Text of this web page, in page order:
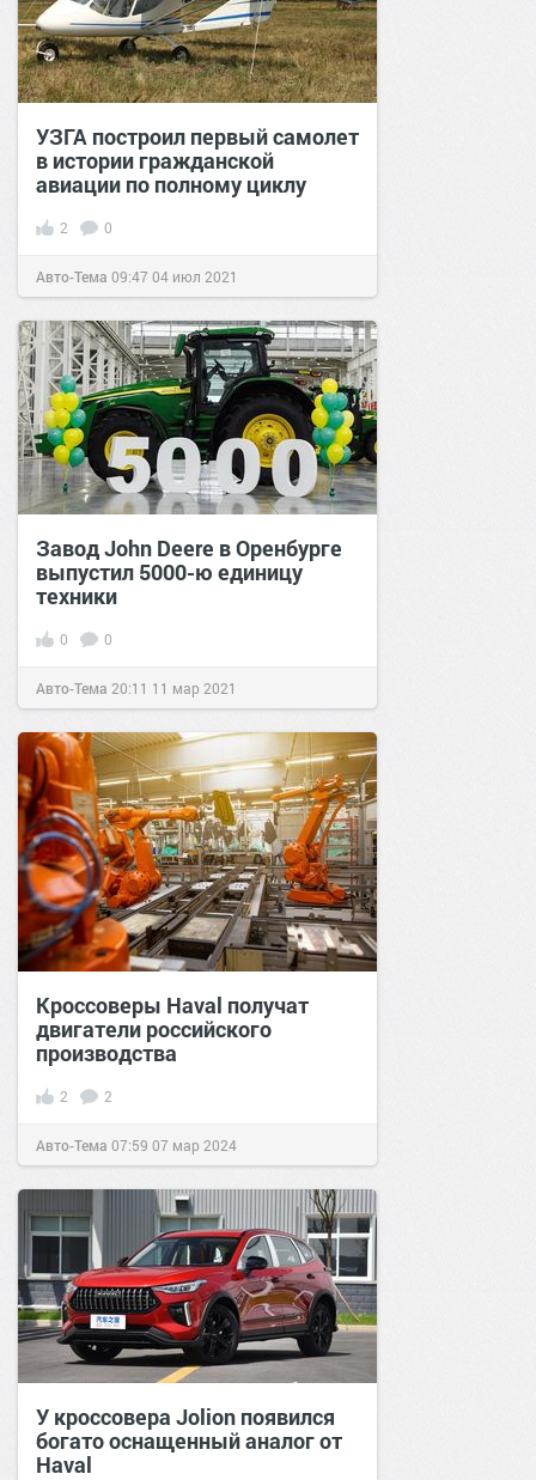
УЗГА построил первый самолет
в истории гражданской
авиации по полному циклу
2 0
Авто-Тема 09:47 04 июл 2021
Завод John Deere в Оренбурге
выпустил 5000-ю единицу
техники
0 0
Авто-Тема 20:11 11 мар 2021
Кроссоверы Haval получат
двигатели российского
производства
2 2
Авто-Тема 07:59 07 мар 2024
У кроссовера Jolion появился
богато оснащенный аналог от
Haval